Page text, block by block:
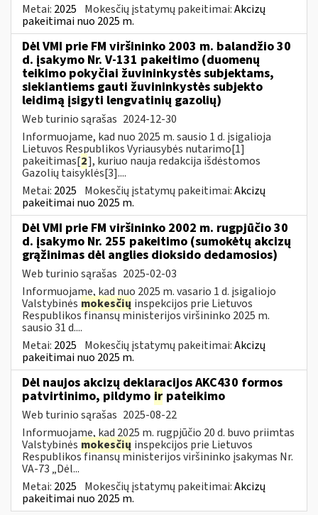
Metai: 2025 Mokesčių įstatymų pakeitimai:Akcizų
pakeitimai nuo 2025 m.
Dėl VMI prie FM viršininko 2003 m. balandžio 30
d. įsakymo Nr. V-131 pakeitimo (duomenų
teikimo pokyčiai žuvininkystės subjektams,
siekiantiems gauti žuvininkystės subjekto
leidimą įsigyti lengvatinių gazolių)
Web turinio sąrašas 2024-12-30
Informuojame, kad nuo 2025 m. sausio 1 d. įsigalioja
Lietuvos Respublikos Vyriausybės nutarimo[1]
pakeitimas[2], kuriuo nauja redakcija išdėstomos
Gazolių taisyklės[3]....
Metai: 2025 Mokesčių įstatymų pakeitimai:Akcizų
pakeitimai nuo 2025 m.
Dėl VMI prie FM viršininko 2002 m. rugpjūčio 30
d. įsakymo Nr. 255 pakeitimo (sumokėtų akcizų
grąžinimas dėl anglies dioksido dedamosios)
Web turinio sąrašas 2025-02-03
Informuojame, kad nuo 2025 m. vasario 1 d. įsigaliojo
Valstybinės mokesčių inspekcijos prie Lietuvos
Respublikos finansų ministerijos viršininko 2025 m.
sausio 31 d....
Metai: 2025 Mokesčių įstatymų pakeitimai:Akcizų
pakeitimai nuo 2025 m.
Dėl naujos akcizų deklaracijos AKC430 formos
patvirtinimo, pildymo ir pateikimo
Web turinio sąrašas 2025-08-22
Informuojame, kad 2025 m. rugpjūčio 20 d. buvo priimtas
Valstybinės mokesčių inspekcijos prie Lietuvos
Respublikos finansų ministerijos viršininko įsakymas Nr.
VA-73 „Dėl...
Metai: 2025 Mokesčių įstatymų pakeitimai:Akcizų
pakeitimai nuo 2025 m.